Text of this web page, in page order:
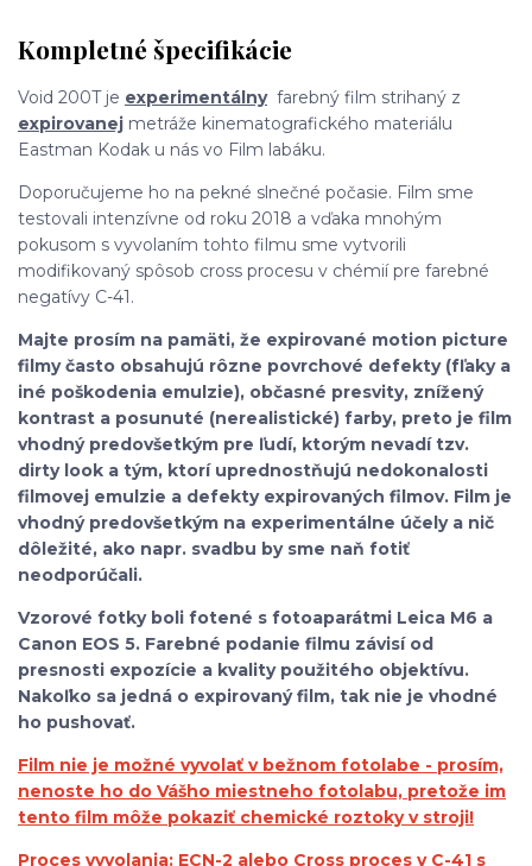
Kompletné špecifikácie
Void 200T je experimentálny farebný film strihaný z
expirovanej metráže kinematografického materiálu
Eastman Kodak u nás vo Film labáku.
Doporučujeme ho na pekné slnečné počasie. Film sme
testovali intenzívne od roku 2018 a vďaka mnohým
pokusom s vyvolaním tohto filmu sme vytvorili
modifikovaný spôsob cross procesu v chémií pre farebné
negatívy C-41.
Majte prosím na pamäti, že expirované motion picture
filmy často obsahujú rôzne povrchové defekty (fľaky a
iné poškodenia emulzie), občasné presvity, znížený
kontrast a posunuté (nerealistické) farby, preto je film
vhodný predovšetkým pre ľudí, ktorým nevadí tzv.
dirty look a tým, ktorí uprednostňujú nedokonalosti
filmovej emulzie a defekty expirovaných filmov. Film je
vhodný predovšetkým na experimentálne účely a nič
dôležité, ako napr. svadbu by sme naň fotiť
neodporúčali.
Vzorové fotky boli fotené s fotoaparátmi Leica M6 a
Canon EOS 5. Farebné podanie filmu závisí od
presnosti expozície a kvality použitého objektívu.
Nakoľko sa jedná o expirovaný film, tak nie je vhodné
ho pushovať.
Film nie je možné vyvolať v bežnom fotolabe - prosím,
nenoste ho do Vášho miestneho fotolabu, pretože im
tento film môže pokaziť chemické roztoky v stroji!
Proces vyvolania: ECN-2 alebo Cross proces v C-41 s